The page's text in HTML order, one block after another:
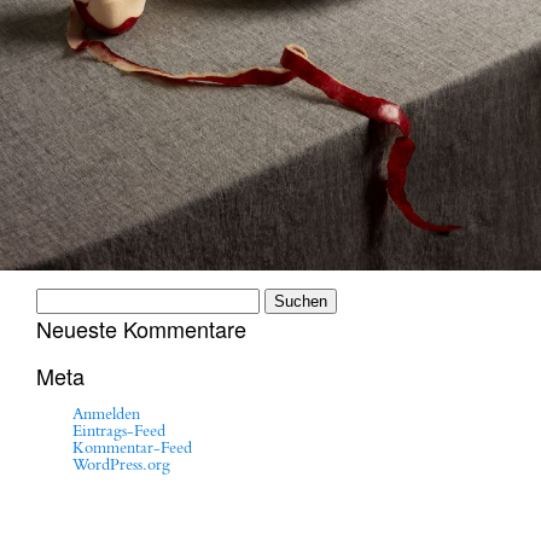
Suchen
nach:
Neueste Kommentare
Meta
Anmelden
Eintrags-Feed
Kommentar-Feed
WordPress.org